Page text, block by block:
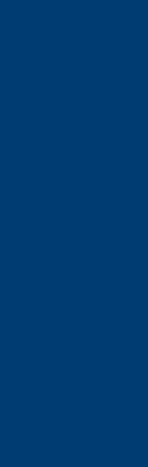
prova on-line
é um formato do